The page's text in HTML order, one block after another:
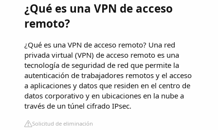
¿Qué es una VPN de acceso
remoto?
¿Qué es una VPN de acceso remoto? Una red
privada virtual (VPN) de acceso remoto es una
tecnología de seguridad de red que permite la
autenticación de trabajadores remotos y el acceso
a aplicaciones y datos que residen en el centro de
datos corporativo y en ubicaciones en la nube a
través de un túnel cifrado IPsec.
Solicitud de eliminación